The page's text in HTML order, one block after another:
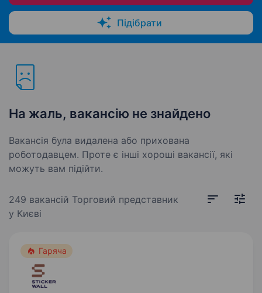
Підібрати
На жаль, вакансію не знайдено
Вакансія була видалена або прихована
роботодавцем. Проте є інші хороші вакансії, які
можуть вам підійти.
249 вакансій Торговий представник
у Києві
Гаряча